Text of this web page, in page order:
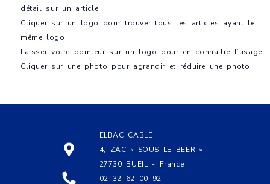
détail sur un article
Cliquer sur un logo pour trouver tous les articles ayant le
même logo
Laisser votre pointeur sur un logo pour en connaitre l’usage
Cliquer sur une photo pour agrandir et réduire une photo
ELBAC CABLE
4, ZAC « SOUS LE BEER »
27730 BUEIL - France
02 32 62 00 92